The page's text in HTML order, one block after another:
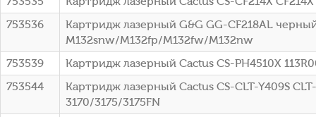
753536
Картридж лазерный G&G GG-CF218AL
M132snw/M132fp/M132fw/M132nw
753539
Картридж лазерный Cactus CS-PH4510X
753544
Картридж лазерный Cactus CS-CLT-Y409S
3170/3175/3175FN